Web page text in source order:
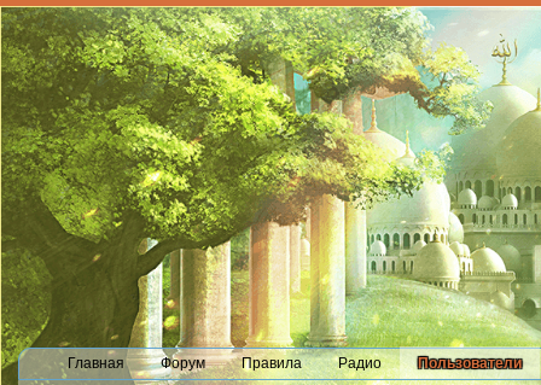
Главная Форум Правила Радио Пользователи